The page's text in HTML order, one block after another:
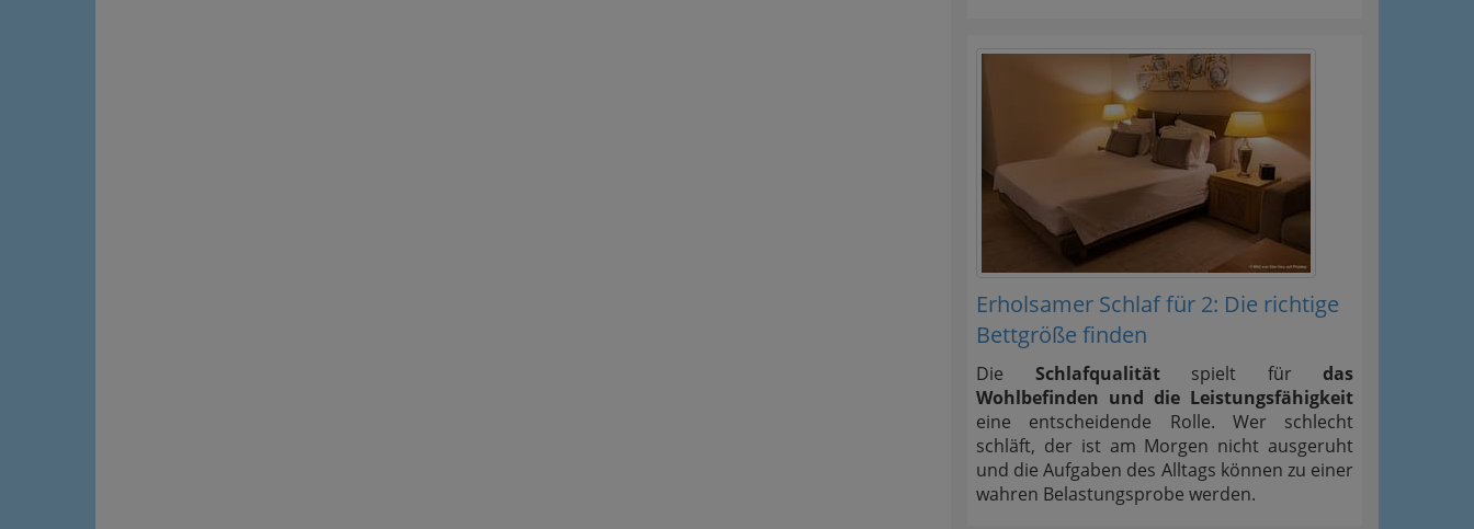
Erholsamer Schlaf für 2: Die richtige
Bettgröße finden
Die Schlafqualitätspielt für das
Wohlbefinden und die Leistungsfähigkeit
eine entscheidende Rolle. Wer schlecht
schläft, der ist am Morgen nicht ausgeruht
und die Aufgaben des Alltags können zu einer
wahren Belastungsprobe werden.